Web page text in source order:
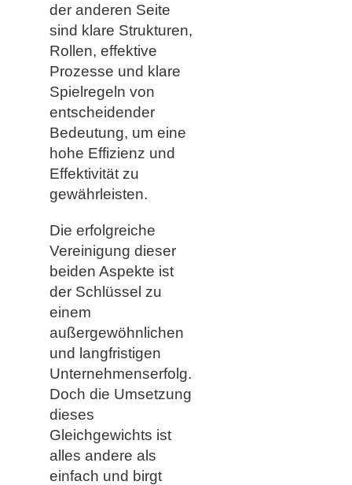
der anderen Seite
sind klare Strukturen,
Rollen, effektive
Prozesse und klare
Spielregeln von
entscheidender
Bedeutung, um eine
hohe Effizienz und
Effektivität zu
gewährleisten.
Die erfolgreiche
Vereinigung dieser
beiden Aspekte ist
der Schlüssel zu
einem
außergewöhnlichen
und langfristigen
Unternehmenserfolg.
Doch die Umsetzung
dieses
Gleichgewichts ist
alles andere als
einfach und birgt